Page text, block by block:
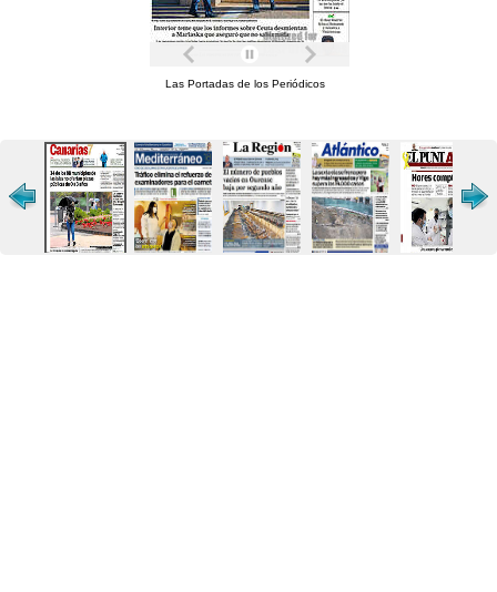
Las Portadas de los Periódicos